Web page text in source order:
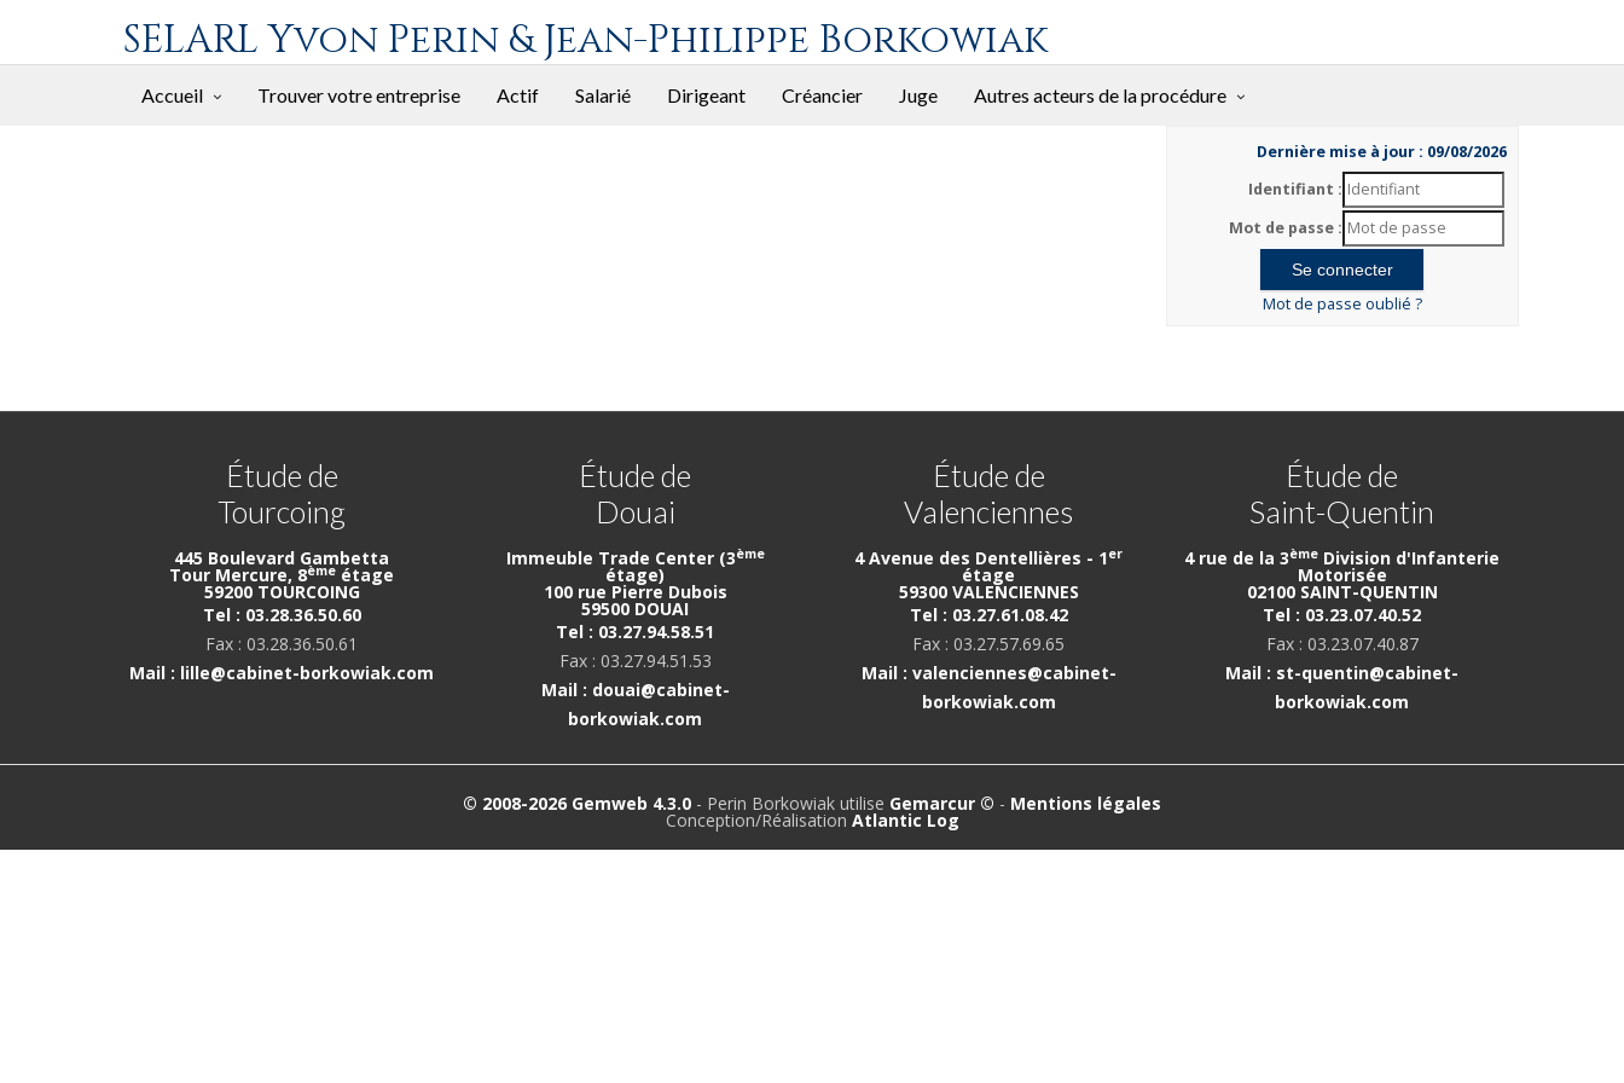
SELARL Yvon Perin & Jean-Philippe Borkowiak
Accueil Trouver votre entreprise Actif Salarié Dirigeant Créancier Juge Autres acteurs de la procédure
Dernière mise à jour : 09/08/2026
Identifiant :
Mot de passe :
Mot de passe oublié ?
Étude de
Tourcoing
445 Boulevard Gambetta
Tour Mercure, 8ème étage
59200 TOURCOING
Tel : 03.28.36.50.60
Fax : 03.28.36.50.61
Mail : lille@cabinet-borkowiak.com
Étude de
Douai
Immeuble Trade Center (3ème
étage)
100 rue Pierre Dubois
59500 DOUAI
Tel : 03.27.94.58.51
Fax : 03.27.94.51.53
Mail : douai@cabinet-
borkowiak.com
Étude de
Valenciennes
4 Avenue des Dentellières - 1er
étage
59300 VALENCIENNES
Tel : 03.27.61.08.42
Fax : 03.27.57.69.65
Mail : valenciennes@cabinet-
borkowiak.com
Étude de
Saint-Quentin
4 rue de la 3ème Division d'Infanterie
Motorisée
02100 SAINT-QUENTIN
Tel : 03.23.07.40.52
Fax : 03.23.07.40.87
Mail : st-quentin@cabinet-
borkowiak.com
© 2008-2026 Gemweb 4.3.0 - Perin Borkowiak utilise Gemarcur © - Mentions légales
Conception/Réalisation Atlantic Log